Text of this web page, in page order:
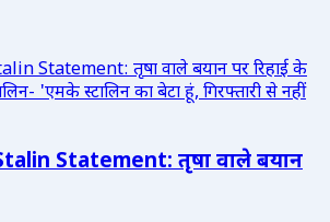
Statement: तृषा वाले बयान